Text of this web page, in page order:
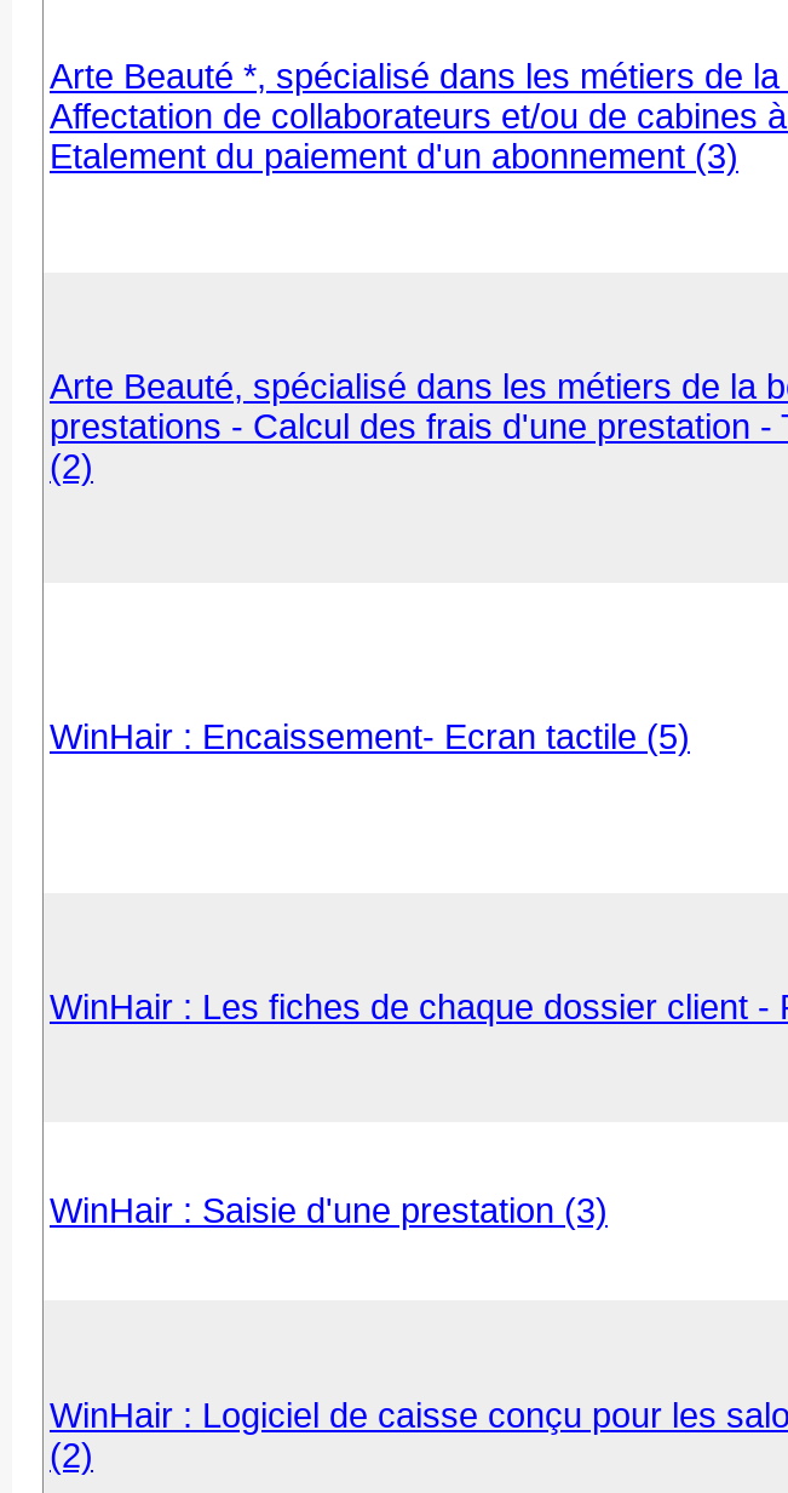
Arte Beauté *, spécialisé dans les métiers de
Affectation de collaborateurs et/ou de cabines
Etalement du paiement d'un abonnement (3)
Arte Beauté, spécialisé dans les métiers de la
prestations - Calcul des frais d'une prestation
(2)
WinHair : Encaissement- Ecran tactile (5)
WinHair : Les fiches de chaque dossier client -
WinHair : Saisie d'une prestation (3)
WinHair : Logiciel de caisse conçu pour les
(2)